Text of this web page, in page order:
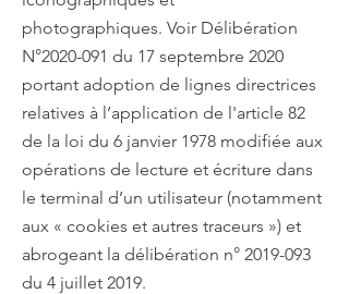
photographiques. Voir Délibération
N°2020-091 du 17 septembre 2020
portant adoption de lignes directrices
relatives à l’application de l'article 82
de la loi du 6 janvier 1978 modifiée aux
opérations de lecture et écriture dans
le terminal d’un utilisateur (notamment
aux « cookies et autres traceurs ») et
abrogeant la délibération n° 2019-093
du 4 juillet 2019.